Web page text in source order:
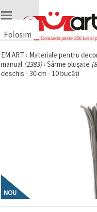
Folosim
uri
🍪 Folosim
cookie-uri
acordul
dumneavoastră,
pentru a
Comanda peste 250 Lei si
EM ART › Materiale pentru
manual (2383)› Sârme plușate
deschis - 30 cm - 10 bucăți
NOU